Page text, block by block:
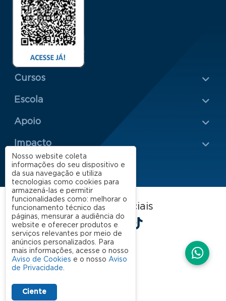
Menu Rodapé 1
Cursos
Escola
Rodapé 2
Apoio
Impacto
FGV EAESP nas redes sociais
LinkedIn
Facebook
Instagram
X YouTube
Spotify
Nosso website coleta
informações do seu dispositivo e
da sua navegação e utiliza
tecnologias como cookies para
armazená-las e permitir
funcionalidades como: melhorar o
funcionamento técnico das
páginas, mensurar a audiência do
website e oferecer produtos e
serviços relevantes por meio de
anúncios personalizados. Para
mais informações, acesse o nosso
Aviso de Cookies e o nosso Aviso
de Privacidade.
Ciente